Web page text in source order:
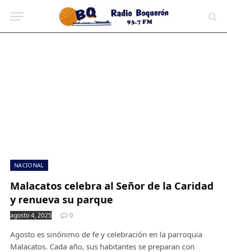
NACIONAL
Malacatos celebra al Señor de la Caridad
y renueva su parque
agosto 4, 2025 0
Agosto es sinónimo de fe y celebración en la parroquia
Malacatos. Cada año, sus habitantes se preparan con